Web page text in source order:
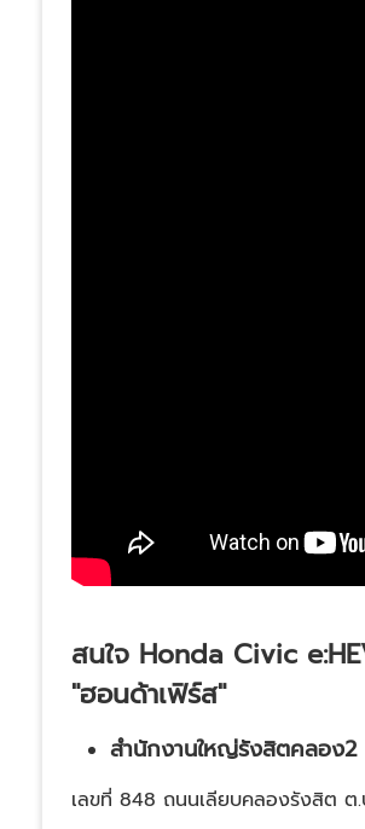
สนใจ Honda Civic
"ฮอนด้าเฟิร์ส"
สำนักงานใหญ่รังสิตคลอง2
เลขที่ 848 ถนนเลียบคลองรังสิต ต